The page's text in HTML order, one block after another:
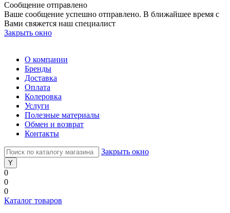
Сообщение отправлено
Ваше сообщение успешно отправлено. В ближайшее время с
Вами свяжется наш специалист
Закрыть окно
О компании
Бренды
Доставка
Оплата
Колеровка
Услуги
Полезные материалы
Обмен и возврат
Контакты
Закрыть окно
0
0
0
Каталог товаров